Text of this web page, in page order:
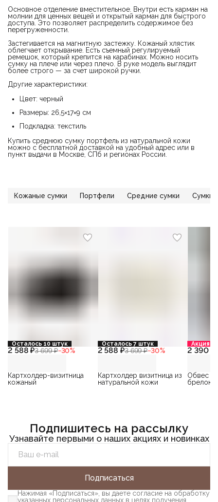
Основное отделение вместительное. Внутри есть карман на
молнии для ценных вещей и открытый карман для быстрого
доступа. Это позволяет распределить содержимое без
перегруженности.
Застегивается на магнитную застежку. Кожаный хлястик
облегчает открывание. Есть съемный регулируемый
ремешок, который крепится на карабинах. Можно носить
сумку на плече или через плечо. В руке модель выглядит
более строго — за счет широкой ручки.
Другие характеристики:
Цвет: черный
Размеры: 26,5×17×9 см
Подкладка: текстиль
Купить среднюю сумку портфель из натуральной кожи
можно с бесплатной доставкой на удобный адрес или в
пункт выдачи в Москве, СПб и регионах России.
Кожаные сумки Портфели Средние сумки Сумки
Осталось 10 штук
2 588 ₽3 699 ₽−30%
Картхолдер-визитница
кожаный
Осталось 7 штук
2 588 ₽3 699 ₽−30%
Картхолдер визитница из
натуральной кожи
Акция
2 390 ₽
Обвес
брелок
Подпишитесь на рассылку
Узнавайте первыми о наших акциях и новинках
Подписаться
Нажимая «Подписаться», вы даете согласие на обработку
указанных персональных данных в целях получения